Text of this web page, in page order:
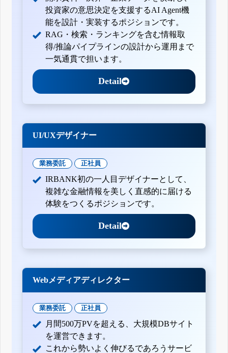
投資家の意思決定を支援するAI Agent機
能を設計・実装するポジションです。
RAG・検索・ランキングを含む情報取
得/推論パイプラインの設計から運用まで
一気通貫で担います。
Detail
UI/UXデザイナー
業務委託 正社員
IRBANK初の一人目デザイナーとして、
複雑な金融情報を美しく直感的に届ける
体験をつくるポジションです。
Detail
Webメディアディレクター
業務委託 正社員
月間500万PVを超える、大規模DBサイト
を運営できます。
これから勢いよく伸びるであろうサービ